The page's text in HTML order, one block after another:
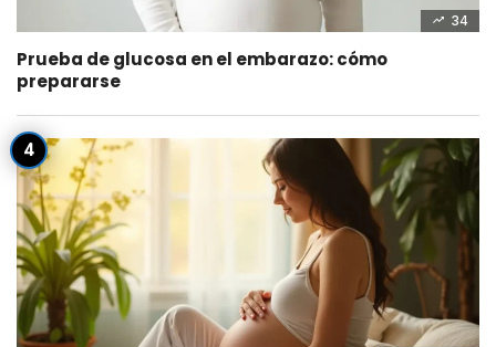
34
Prueba de glucosa en el embarazo: cómo
prepararse